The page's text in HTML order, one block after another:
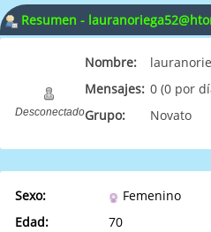
Resumen -
Desconectado
Nombre:
Mensajes: 0 (0 por
Grupo:
Novato
Sexo:
Femenino
Edad:
70